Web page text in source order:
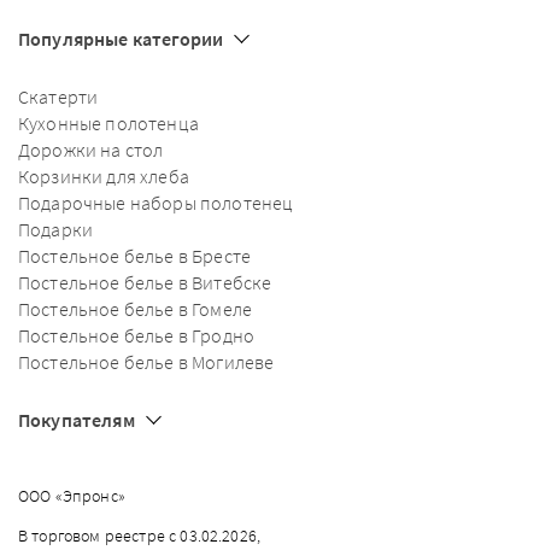
Популярные категории
Скатерти
Кухонные полотенца
Дорожки на стол
Корзинки для хлеба
Подарочные наборы полотенец
Подарки
Постельное белье в Бресте
Постельное белье в Витебске
Постельное белье в Гомеле
Постельное белье в Гродно
Постельное белье в Могилеве
Покупателям
ООО «Эпронс»
В торговом реестре с 03.02.2026,